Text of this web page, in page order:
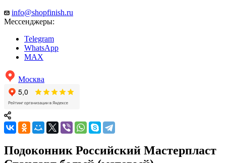
info@shopfinish.ru
Мессенджеры:
Telegram
WhatsApp
MAX
Москва
Подоконник Российский Мастерпласт